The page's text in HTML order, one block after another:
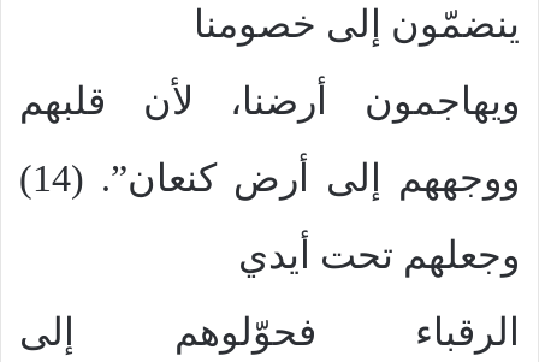
ينضمّون إلى خصومنا
ويهاجمون أرضنا، لأن قلبهم
ووجههم إلى أرض كنعان”. (14)
وجعلهم تحت أيدي
الرقباء فحوّلوهم إلى